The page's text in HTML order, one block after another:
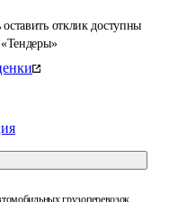
отклик доступны
грузоперевозок.